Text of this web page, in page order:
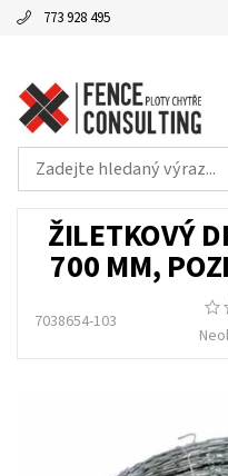
773 928 495
ŽILETKOVÝ
700 MM,
7038654-103